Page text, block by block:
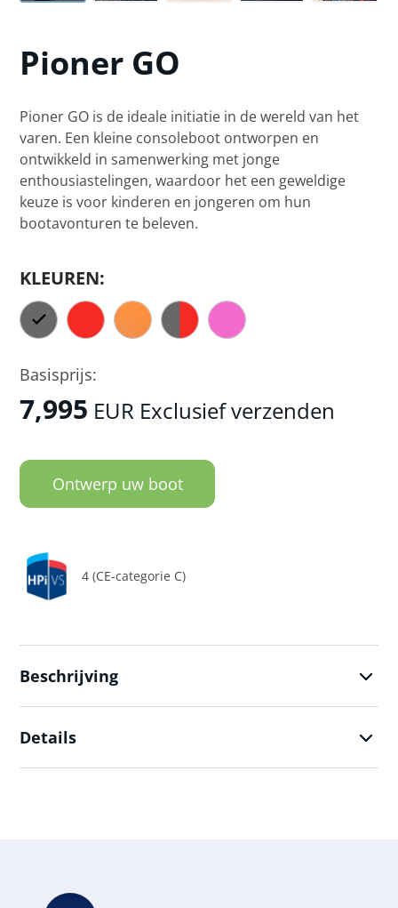
Pioner GO
Pioner GO is de ideale initiatie in de wereld van het
varen. Een kleine consoleboot ontworpen en
ontwikkeld in samenwerking met jonge
enthousiastelingen, waardoor het een geweldige
keuze is voor kinderen en jongeren om hun
bootavonturen te beleven.
KLEUREN:
Basisprijs:
7,995 EUR Exclusief verzenden
Ontwerp uw boot
4 (CE-categorie C)
Beschrijving
Details